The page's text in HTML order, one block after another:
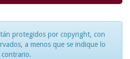
protegidos por copyright, con
a menos que se indique lo
contrario.